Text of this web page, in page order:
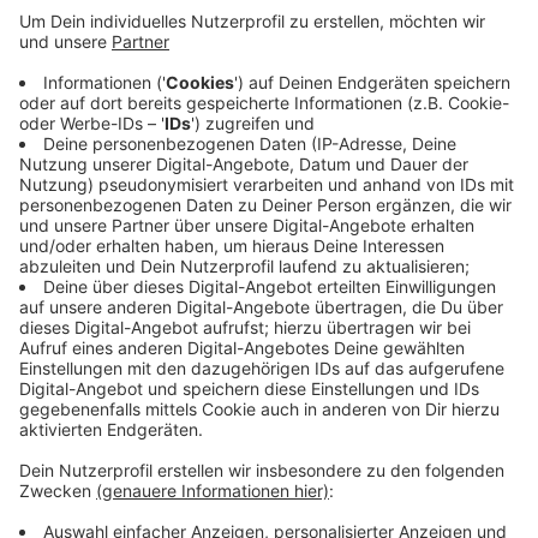
Anzeige
Unter anderem im Bürgerbüro, dem Kulturbüro, dem
Standesamt oder auch bei der Stadtkasse kann jetzt
mit dem Smartphone bezahlt werden. Voraussetzung
ist, dass man ein für mobiles Bezahlen geeignetes
Smartphone besitzt und von seiner Bank die Daten
seiner Giro- oder Kreditkarte aufgespielt hat, so die
Stadt. Das smarte Bezahlen klappt auch in den
Ratinger Schwimmbädern.
Anzeige